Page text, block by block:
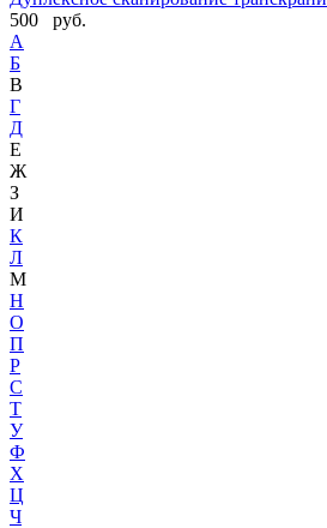
500 руб.
А
Б
В
Г
Д
Е
Ж
З
И
К
Л
М
Н
О
П
Р
С
Т
У
Ф
Х
Ц
Ч